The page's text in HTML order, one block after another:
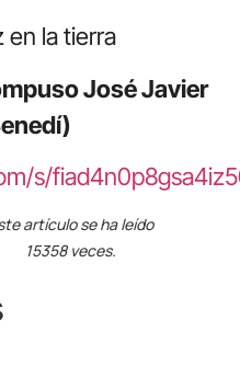
en la tierra
José Javier
s/
artículo se ha leído
15358 veces.